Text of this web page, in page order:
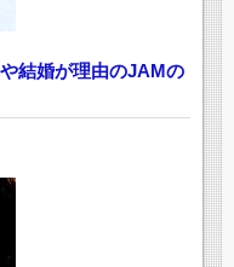
結婚が理由のJAMの